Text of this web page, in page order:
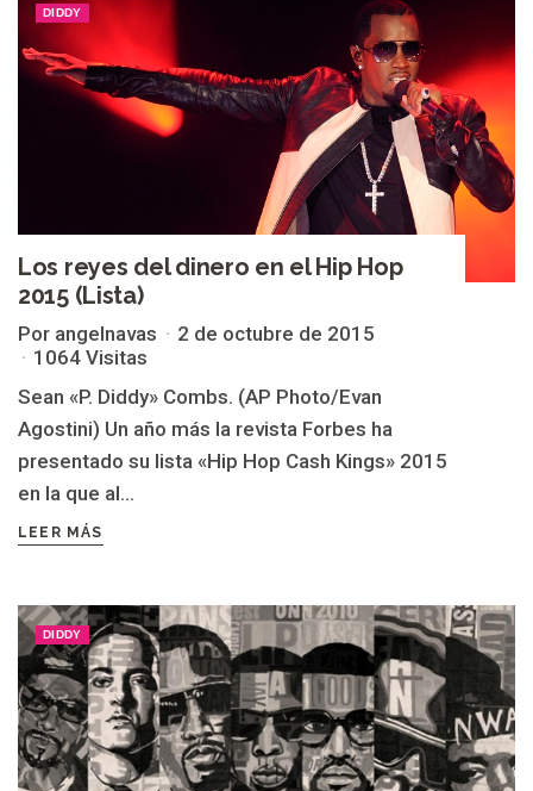
DIDDY
Los reyes del dinero en el Hip Hop
2015 (Lista)
Por angelnavas
2 de octubre de 2015
1064 Visitas
Sean «P. Diddy» Combs. (AP Photo/Evan
Agostini) Un año más la revista Forbes ha
presentado su lista «Hip Hop Cash Kings» 2015
en la que al...
LEER MÁS
DIDDY